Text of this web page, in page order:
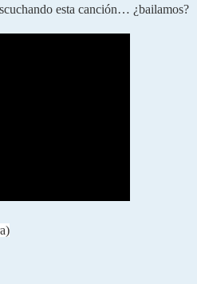
esta canción… ¿bailamos?